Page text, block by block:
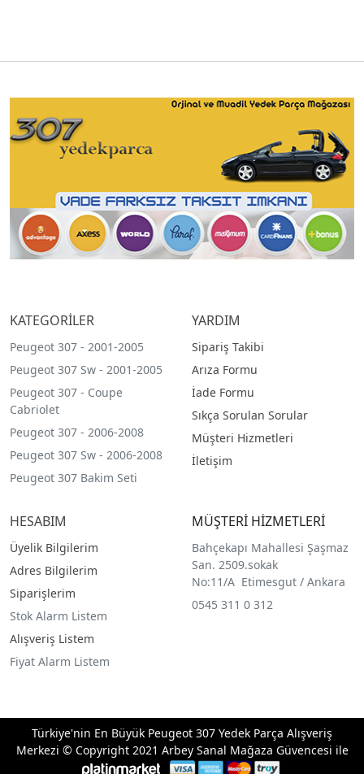
KATEGORİLER
Peugeot 307 - 2001-2005
Peugeot 307 Sw - 2001-2005
Peugeot 307 - Coupe
Cabriolet
Peugeot 307 - 2006-2008
Peugeot 307 Sw - 2006-2008
Peugeot 307 Bakim Seti
YARDIM
Sipariş Takibi
Arıza Formu
İade Formu
Sıkça Sorulan Sorular
Müşteri Hizmetleri
İletişim
HESABIM
Üyelik Bilgilerim
Adres Bilgilerim
Siparişlerim
Stok Alarm Listem
Alışveriş Listem
Fiyat Alarm Listem
MÜŞTERİ HİZMETLERİ
Bahçekapı Mahallesi Şaşmaz
San. 2509.sokak
No:11/A Etimesgut / Ankara
0545 311 0 312
Türkiye'nin En Büyük Peugeot 307 Yedek Parça Alışveriş
Merkezi © Copyright 2021 Arbey Sanal Mağaza Güvencesi ile